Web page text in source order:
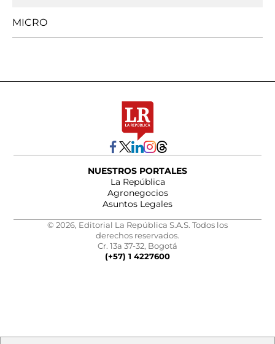
MICRO
NUESTROS PORTALES
La República
Agronegocios
Asuntos Legales
© 2026, Editorial La República S.A.S. Todos los
derechos reservados.
Cr. 13a 37-32, Bogotá
(+57) 1 4227600